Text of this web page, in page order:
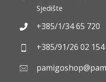
Sjedište
+385/1/34 65 720
+385/91/26 02 154